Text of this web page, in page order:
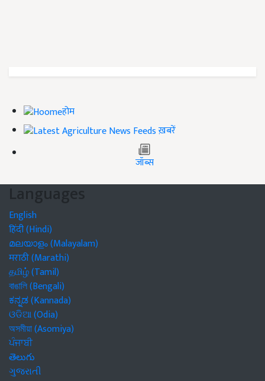
होम
ख़बरें
जॉब्स
Languages
English
हिंदी (Hindi)
മലയാളം (Malayalam)
मराठी (Marathi)
தமிழ் (Tamil)
বাঙালি (Bengali)
ಕನ್ನಡ (Kannada)
ଓଡିଆ (Odia)
অসমীয়া (Asomiya)
ਪੰਜਾਬੀ
తెలుగు
ગુજરાતી